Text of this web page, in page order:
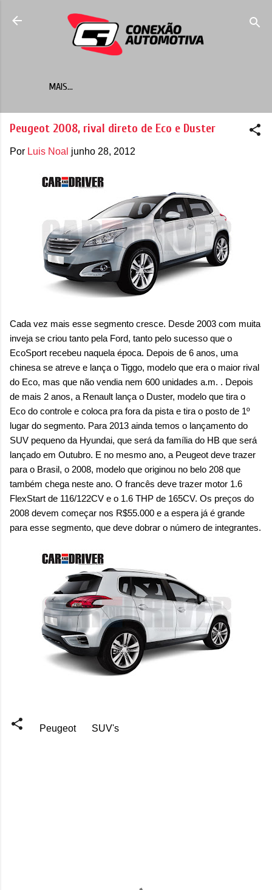
Pular para o conteúdo principal
MAIS…
Peugeot 2008, rival direto de Eco e Duster
Por Luis Noal junho 28, 2012
Cada vez mais esse segmento cresce. Desde 2003 com muita
inveja se criou tanto pela Ford, tanto pelo sucesso que o
EcoSport recebeu naquela época. Depois de 6 anos, uma
chinesa se atreve e lança o Tiggo, modelo que era o maior rival
do Eco, mas que não vendia nem 600 unidades a.m. . Depois
de mais 2 anos, a Renault lança o Duster, modelo que tira o
Eco do controle e coloca pra fora da pista e tira o posto de 1º
lugar do segmento. Para 2013 ainda temos o lançamento do
SUV pequeno da Hyundai, que será da família do HB que será
lançado em Outubro. E no mesmo ano, a Peugeot deve trazer
para o Brasil, o 2008, modelo que originou no belo 208 que
também chega neste ano. O francês deve trazer motor 1.6
FlexStart de 116/122CV e o 1.6 THP de 165CV. Os preços do
2008 devem começar nos R$55.000 e a espera já é grande
para esse segmento, que deve dobrar o número de integrantes.
Peugeot SUV's